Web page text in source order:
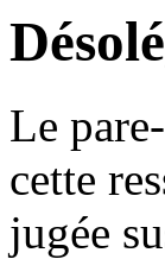
Le
cette
jugée